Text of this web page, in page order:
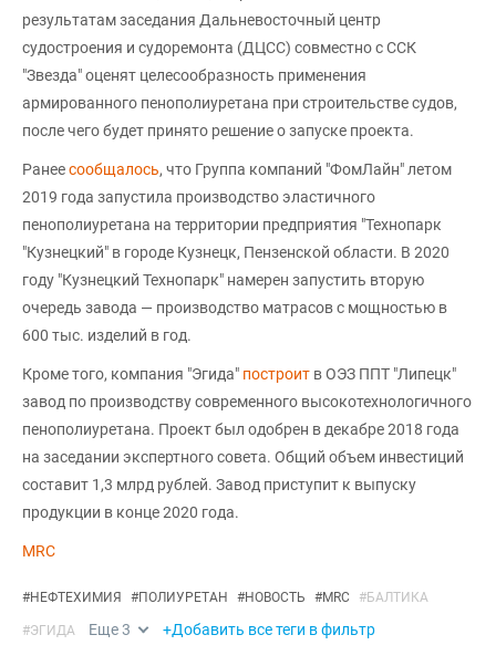
результатам заседания Дальневосточный центр
судостроения и судоремонта (ДЦСС) совместно с ССК
"Звезда" оценят целесообразность применения
армированного пенополиуретана при строительстве судов,
после чего будет принято решение о запуске проекта.
Ранеесообщалось, что Группа компаний "ФомЛайн" летом
2019 года запустила производство эластичного
пенополиуретана на территории предприятия "Технопарк
"Кузнецкий" в городе Кузнецк, Пензенской области. В 2020
году "Кузнецкий Технопарк" намерен запустить вторую
очередь завода — производство матрасов с мощностью в
600 тыс. изделий в год.
Кроме того, компания "Эгида" построит в ОЭЗ ППТ "Липецк"
завод по производству современного высокотехнологичного
пенополиуретана. Проект был одобрен в декабре 2018 года
на заседании экспертного совета. Общий объем инвестиций
составит 1,3 млрд рублей. Завод приступит к выпуску
продукции в конце 2020 года.
MRC
#НЕФТЕХИМИЯ #ПОЛИУРЕТАН #НОВОСТЬ #MRC #БАЛТИКА
#ЭГИДА Еще3 +Добавить все теги в фильтр